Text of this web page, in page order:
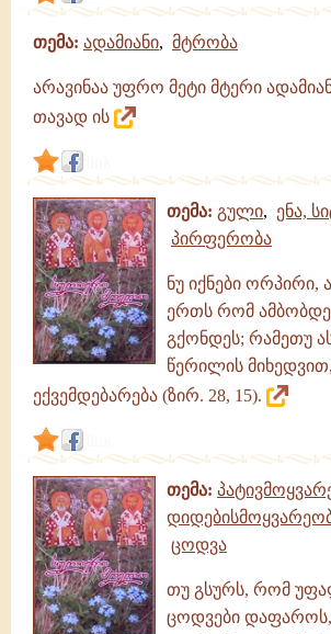
თემა: ადამიანი, მტრობა
არავინაა უფრო მეტი მტერი
თავად ის
თემა: გული, ენა,
პირფერობა
ნუ იქნები ორპირი,
ერთს რომ
გქონდეს; რამეთუ
წერილის მიხედვით,
ექვემდებარება (ზირ. 28, 15).
თემა:
ცოდვა
თუ გსურს, რომ
ცოდვები